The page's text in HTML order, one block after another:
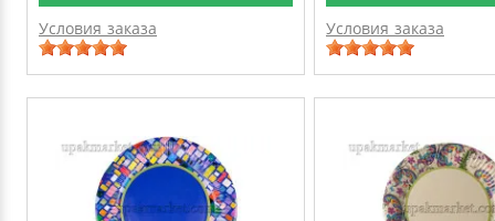
Условия заказа Условия заказа